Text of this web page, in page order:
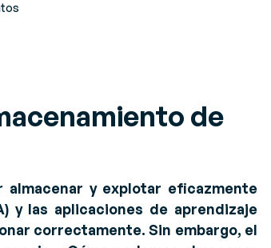
EDI
documentos
Infinity
de integración
Ver más software
de
y explotar eficazmente
y las aplicaciones de aprendizaje
correctamente. Sin embargo, el